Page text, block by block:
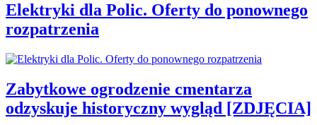
Elektryki dla Polic. Oferty do ponownego
rozpatrzenia
Zabytkowe ogrodzenie cmentarza
odzyskuje historyczny wygląd [ZDJĘCIA]